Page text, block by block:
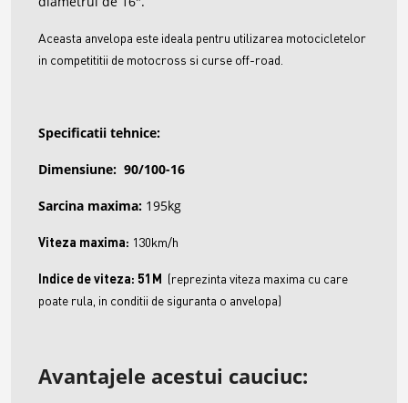
Aceasta anvelopa este ideala pentru utilizarea motocicletelor
in competititii de motocross si curse off-road.
Specificatii tehnice:
Dimensiune: 90/100-16
Sarcina maxima: 195kg
Viteza maxima: 130km/h
Indice de viteza: 51M (reprezinta viteza maxima cu care
poate rula, in conditii de siguranta o anvelopa)
Avantajele acestui cauciuc: